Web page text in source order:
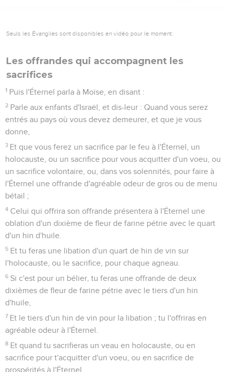
Seuls les Évangiles sont disponibles en vidéo pour le moment.
Les offrandes qui accompagnent les
sacrifices
1 Puis l'Éternel parla à Moïse, en disant :
2 Parle aux enfants d'Israël, et dis-leur : Quand vous serez
entrés au pays où vous devez demeurer, et que je vous
donne,
3 Et que vous ferez un sacrifice par le feu à l'Éternel, un
holocauste, ou un sacrifice pour vous acquitter d'un voeu, ou
un sacrifice volontaire, ou, dans vos solennités, pour faire à
l'Éternel une offrande d'agréable odeur de gros ou de menu
bétail ;
4 Celui qui offrira son offrande présentera à l'Éternel une
oblation d'un dixième de fleur de farine pétrie avec le quart
d'un hin d'huile.
5 Et tu feras une libation d'un quart de hin de vin sur
l'holocauste, ou le sacrifice, pour chaque agneau.
6 Si c'est pour un bélier, tu feras une offrande de deux
dixièmes de fleur de farine pétrie avec le tiers d'un hin
d'huile,
7 Et le tiers d'un hin de vin pour la libation ; tu l'offriras en
agréable odeur à l'Éternel.
8 Et quand tu sacrifieras un veau en holocauste, ou en
sacrifice pour t'acquitter d'un voeu, ou en sacrifice de
prospérités à l'Éternel,